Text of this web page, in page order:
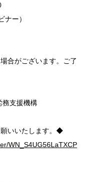
ー）
合がございます。ご了
務支援機構
いいたします。◆
WN_S4UG56LaTXCP